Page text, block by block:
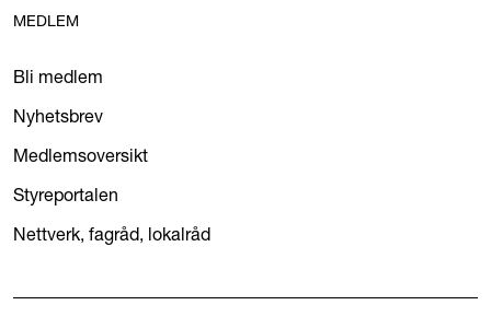
MEDLEM
Bli medlem
Nyhetsbrev
Medlemsoversikt
Styreportalen
Nettverk, fagråd, lokalråd